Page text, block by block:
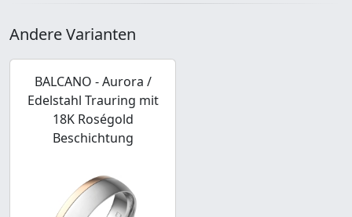
Andere Varianten
BALCANO - Aurora /
Edelstahl Trauring mit
18K Roségold
Beschichtung